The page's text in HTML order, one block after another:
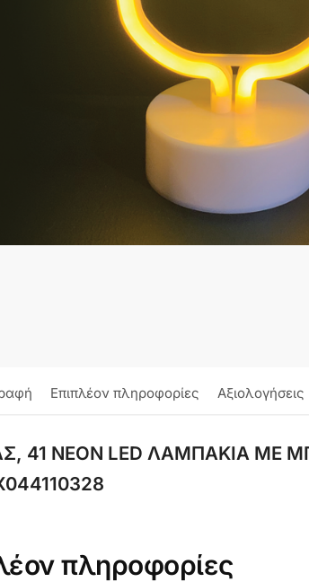
Επιπλέον πληροφορίες Αξιολογήσεις
41 NEON LED ΛΑΜΠΑΚΙΑ ΜΕ
πληροφορίες